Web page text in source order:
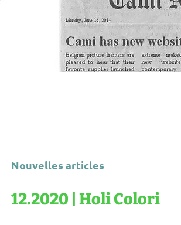
Nouvelles articles
12.2020 | Holi Colori